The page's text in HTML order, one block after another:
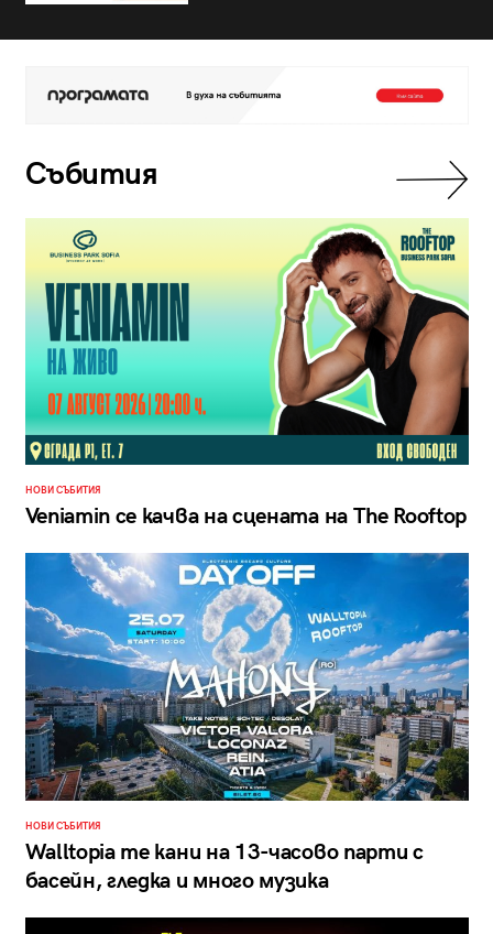
Събития
НОВИ СЪБИТИЯ
Veniamin се качва на сцената на The Rooftop
НОВИ СЪБИТИЯ
Walltopia те кани на 13-часово парти с
басейн, гледка и много музика